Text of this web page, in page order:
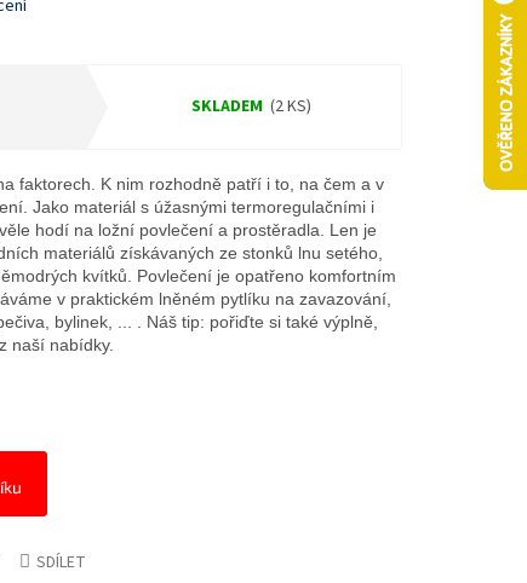
SKLADEM (2 KS)
faktorech. K nim rozhodně patří i to, na čem a v
Jako materiál s úžasnými termoregulačními i
hodí na ložní povlečení a prostěradla. Len je
materiálů získávaných ze stonků lnu setého,
kvítků. Povlečení je opatřeno komfortním
v praktickém lněném pytlíku na zavazování,
bylinek, ... . Náš tip: pořiďte si také výplně,
naší nabídky.
SDÍLET